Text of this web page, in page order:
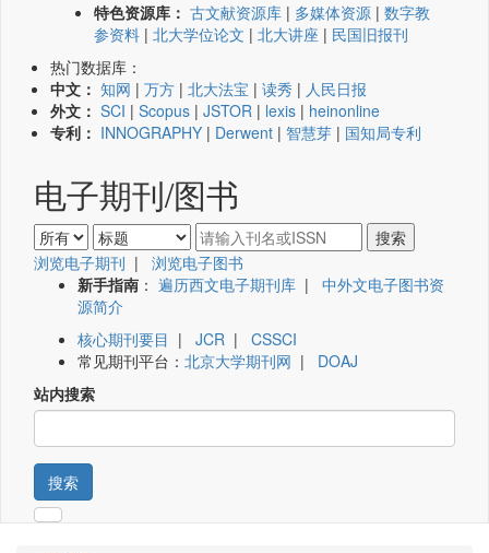
特色资源库： 古文献资源库 | 多媒体资源 | 数字教
参资料 | 北大学位论文 | 北大讲座 | 民国旧报刊
热门数据库：
中文： 知网 | 万方 | 北大法宝 | 读秀 | 人民日报
外文： SCI | Scopus | JSTOR | lexis | heinonline
专利： INNOGRAPHY | Derwent | 智慧芽 | 国知局专利
电子期刊/图书
浏览电子期刊 | 浏览电子图书
新手指南 ： 遍历西文电子期刊库 | 中外文电子图书资
源简介
核心期刊要目 | JCR | CSSCI
常见期刊平台： 北京大学期刊网 | DOAJ
站内搜索
搜索